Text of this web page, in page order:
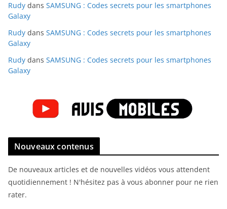
Rudy dans SAMSUNG : Codes secrets pour les smartphones
Galaxy
Rudy dans SAMSUNG : Codes secrets pour les smartphones
Galaxy
Rudy dans SAMSUNG : Codes secrets pour les smartphones
Galaxy
Nouveaux contenus
De nouveaux articles et de nouvelles vidéos vous attendent
quotidiennement ! N'hésitez pas à vous abonner pour ne rien
rater.